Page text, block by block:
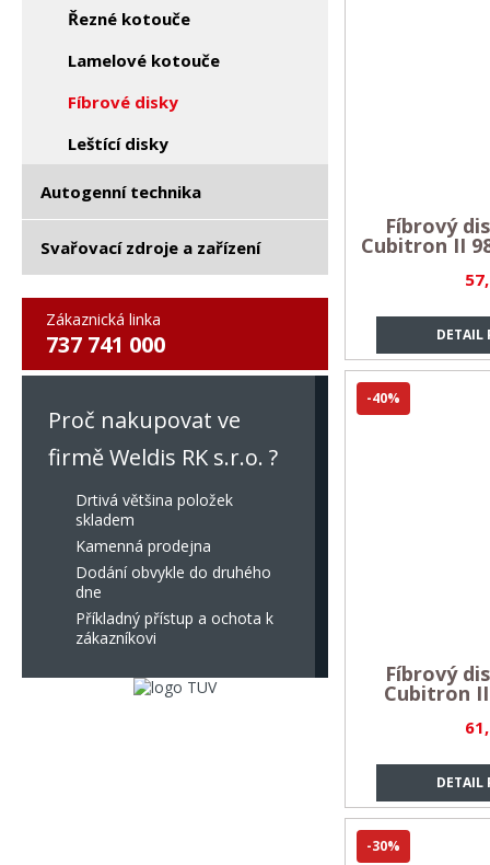
Řezné kotouče
Lamelové kotouče
Fíbrové disky
Leštící disky
Autogenní technika
Svařovací zdroje a zařízení
Zákaznická linka
737 741 000
Proč nakupovat ve
firmě Weldis RK s.r.o. ?
Drtivá většina položek
skladem
Kamenná prodejna
Dodání obvykle do druhého
dne
Příkladný přístup a ochota k
zákazníkovi
DETAIL
Fíbrový
Cubitron II
DETAIL
Fíbrový
Cubitron
-40%
-30%